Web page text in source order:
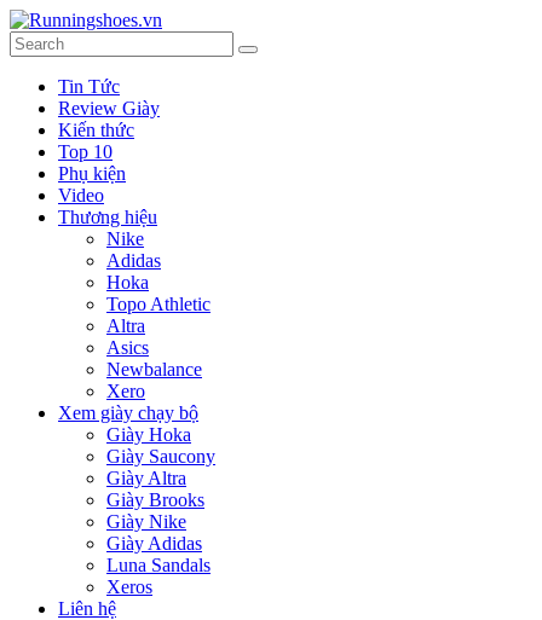
Tin Tức
Review Giày
Kiến thức
Top 10
Phụ kiện
Video
Thương hiệu
Nike
Adidas
Hoka
Topo Athletic
Altra
Asics
Newbalance
Xero
Xem giày chạy bộ
Giày Hoka
Giày Saucony
Giày Altra
Giày Brooks
Giày Nike
Giày Adidas
Luna Sandals
Xeros
Liên hệ